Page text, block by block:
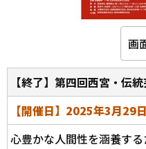
画
【終了】第四回西宮・伝
【開催日】2025年3月29
心豊かな人間性を涵養す